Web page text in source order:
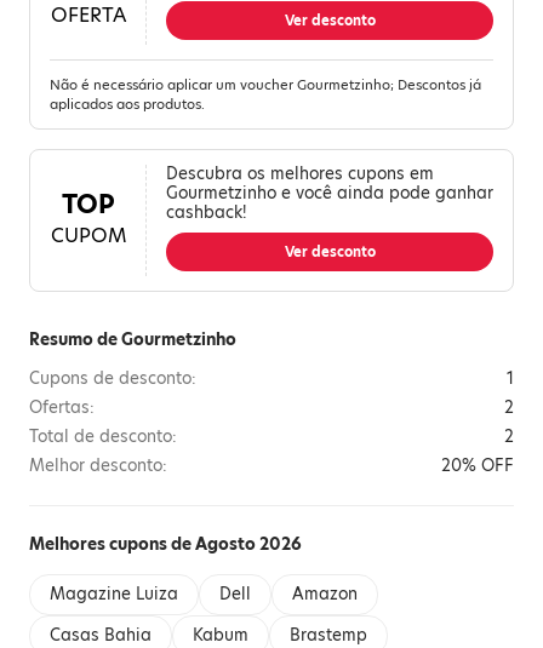
OFERTA Ver desconto
Não é necessário aplicar um voucher Gourmetzinho; Descontos já
aplicados aos produtos.
TOP
CUPOM
Descubra os melhores cupons em
Gourmetzinho e você ainda pode ganhar
cashback!
Ver desconto
Resumo de Gourmetzinho
Cupons de desconto:
1
Ofertas:
2
Total de desconto:
2
Melhor desconto:
20% OFF
Melhores cupons de Agosto 2026
Magazine Luiza Dell
Amazon
Casas Bahia
Kabum Brastemp